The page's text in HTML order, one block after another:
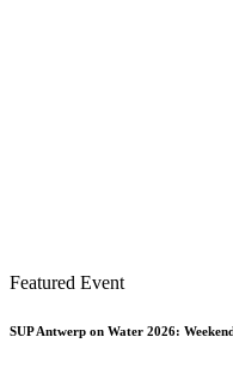
Featured Event
SUP Antwerp on Water 2026: